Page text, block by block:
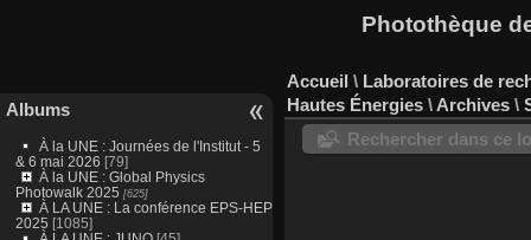
Photothèque
Albums
À la UNE : Journées de l'Institut - 5
& 6 mai 2026 [79]
À la UNE : Global Physics
Photowalk 2025 [625]
À LA UNE : La conférence EPS-HEP
2025 [1085]
Accueil \ Laboratoires de
Hautes Énergies \ Archives \
Rechercher dans ce